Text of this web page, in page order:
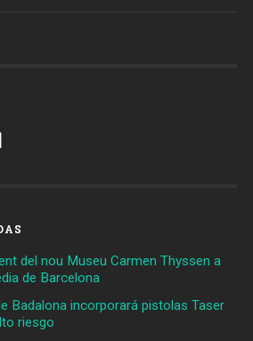
del nou Museu Carmen Thyssen a
de Barcelona
Badalona incorporará pistolas Taser
riesgo